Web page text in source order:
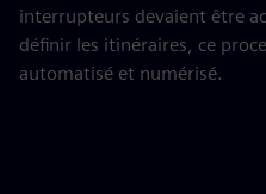
interrupteurs devaient être
définir les itinéraires, ce
automatisé et numérisé.